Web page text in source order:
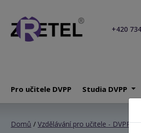
+420
Pro učitele DVPP Studia DVPP
Domů / Vzdělávání pro učitele - DVPP/